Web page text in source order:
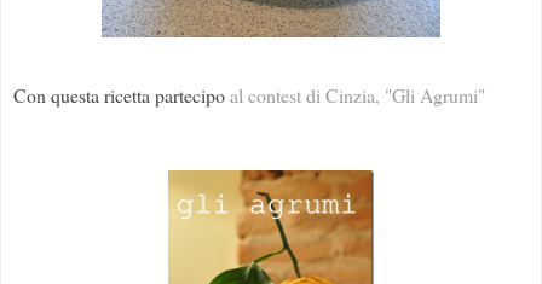
Con questa ricetta partecipoal contest di Cinzia, "Gli Agrumi"